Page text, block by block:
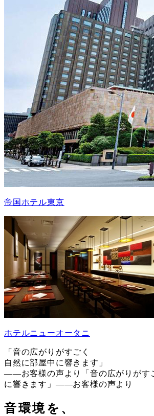
帝国ホテル東京
ホテルニューオータニ
「音の広がりがすごく
自然に部屋中に響きます」
——お客様の声より
「音の広がりが
に響きます」——お客様の声より
音環境を、